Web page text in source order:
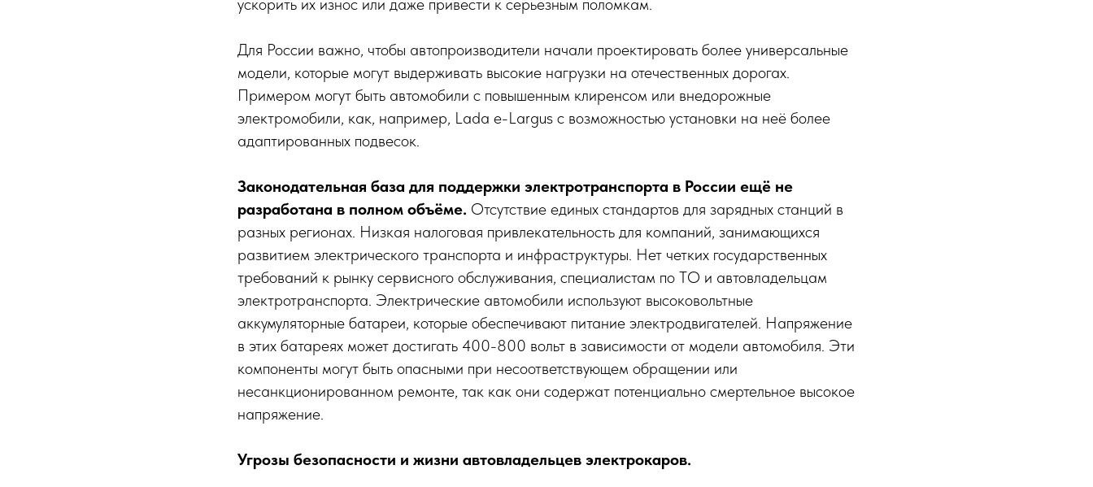
ускорить их износ или даже привести к серьезным поломкам.
Для России важно, чтобы автопроизводители начали проектировать более универсальные
модели, которые могут выдерживать высокие нагрузки на отечественных дорогах.
Примером могут быть автомобили с повышенным клиренсом или внедорожные
электромобили, как, например, Lada e-Largus с возможностью установки на неё более
адаптированных подвесок.
Законодательная база для поддержки электротранспорта в России ещё не
разработана в полном объёме. Отсутствие единых стандартов для зарядных станций в
разных регионах. Низкая налоговая привлекательность для компаний, занимающихся
развитием электрического транспорта и инфраструктуры. Нет четких государственных
требований к рынку сервисного обслуживания, специалистам по ТО и автовладельцам
электротранспорта. Электрические автомобили используют высоковольтные
аккумуляторные батареи, которые обеспечивают питание электродвигателей. Напряжение
в этих батареях может достигать 400-800 вольт в зависимости от модели автомобиля. Эти
компоненты могут быть опасными при несоответствующем обращении или
несанкционированном ремонте, так как они содержат потенциально смертельное высокое
напряжение.
Угрозы безопасности и жизни автовладельцев электрокаров.